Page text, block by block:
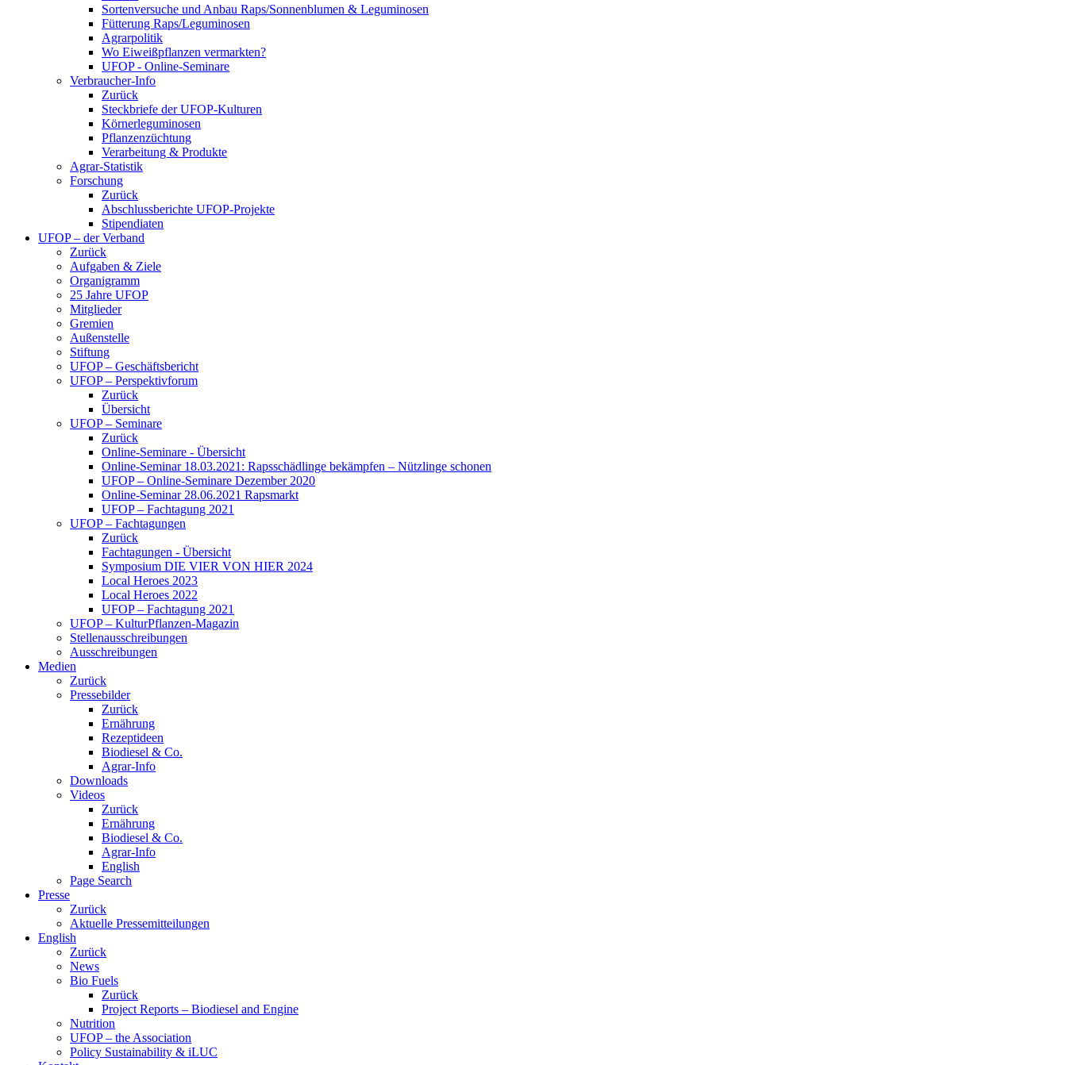
Sortenversuche und Anbau Raps/Sonnenblumen & Leguminosen
Fütterung Raps/Leguminosen
Agrarpolitik
Wo Eiweißpflanzen vermarkten?
UFOP - Online-Seminare
Verbraucher-Info
Zurück
Steckbriefe der UFOP-Kulturen
Körnerleguminosen
Pflanzenzüchtung
Verarbeitung & Produkte
Agrar-Statistik
Forschung
Zurück
Abschlussberichte UFOP-Projekte
Stipendiaten
UFOP – der Verband
Zurück
Aufgaben & Ziele
Organigramm
25 Jahre UFOP
Mitglieder
Gremien
Außenstelle
Stiftung
UFOP – Geschäftsbericht
UFOP – Perspektivforum
Zurück
Übersicht
UFOP – Seminare
Zurück
Online-Seminare - Übersicht
Online-Seminar 18.03.2021: Rapsschädlinge bekämpfen – Nützlinge schonen
UFOP – Online-Seminare Dezember 2020
Online-Seminar 28.06.2021 Rapsmarkt
UFOP – Fachtagung 2021
UFOP – Fachtagungen
Zurück
Fachtagungen - Übersicht
Symposium DIE VIER VON HIER 2024
Local Heroes 2023
Local Heroes 2022
UFOP – Fachtagung 2021
UFOP – KulturPflanzen-Magazin
Stellenausschreibungen
Ausschreibungen
Medien
Zurück
Pressebilder
Zurück
Ernährung
Rezeptideen
Biodiesel & Co.
Agrar-Info
Downloads
Videos
Zurück
Ernährung
Biodiesel & Co.
Agrar-Info
English
Page Search
Presse
Zurück
Aktuelle Pressemitteilungen
English
Zurück
News
Bio Fuels
Zurück
Project Reports – Biodiesel and Engine
Nutrition
UFOP – the Association
Policy Sustainability & iLUC